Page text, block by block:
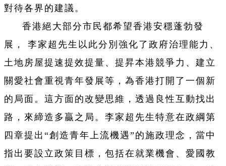
對待各界的建議。
香港絕大部分市民都希望香港安穩蓬勃發
展， 李家超先生以此分別強化了政府治理能力、
土地房屋提速提效提量、提昇本港競爭力、建立
關愛社會重視青年發展等，為香港打開了一個新
的局面。這方面的改變思維，透過良性互動找出
路，來締造多贏之局。李家超先生特意在政綱第
四章提出“創造青年上流機遇”的施政理念，當中
指出要設立政策目標，包括在就業機會、愛國教